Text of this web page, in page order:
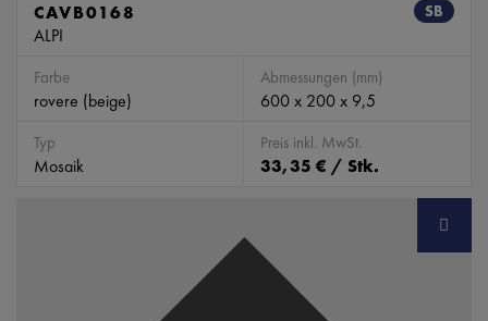
SB
CAVB0168
ALPI
Farbe
rovere (beige)
Abmessungen (mm)
600 x 200 x 9,5
Typ
Mosaik
Preis inkl. MwSt.
33,35 € / Stk.